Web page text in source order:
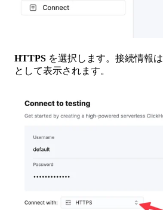
HTTPS を選択します。接続情報は
として表示されます。